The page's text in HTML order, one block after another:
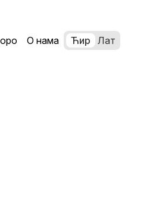
О нама Ћир Лат